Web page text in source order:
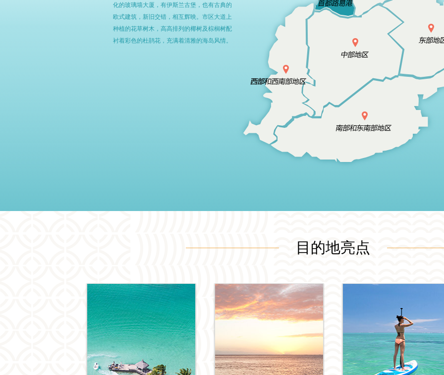
化的玻璃墙大厦，有伊斯兰古堡，也有古典的
欧式建筑，新旧交错，相互辉映。市区大道上
种植的花草树木，高高排列的椰树及棕榈树配
衬着彩色的杜鹃花，充满着清雅的海岛风情。
目的地亮点